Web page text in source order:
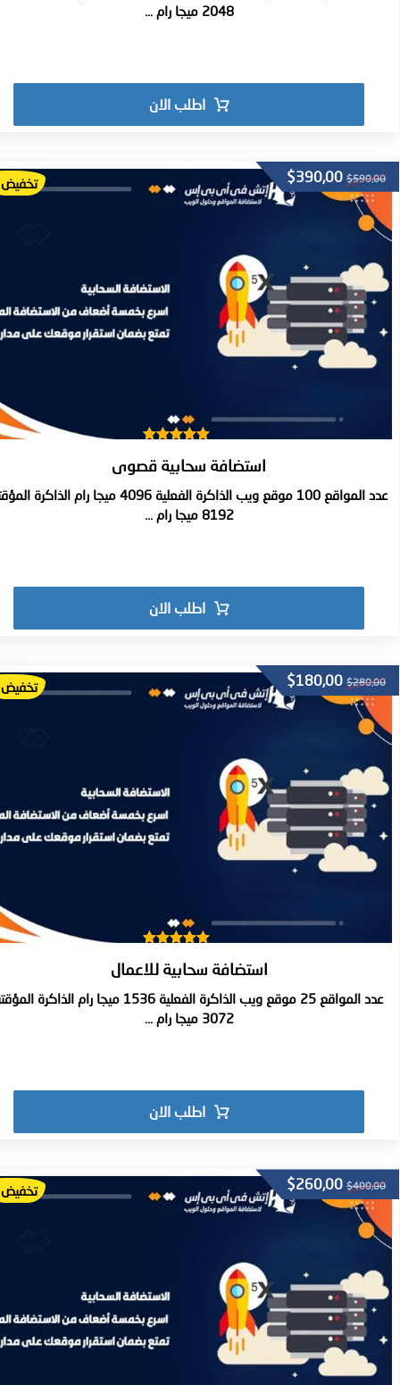
2048 ميجا رام ...
اطلب الان
استضافة سحابية قصوى
عدد المواقع 100 موقع ويب الذاكرة الفعلية 4096 ميجا رام الذاكرة
8192 ميجا رام ...
5.00
من 5
$590,00
$390,00
اطلب الان
استضافة سحابية للاعمال
عدد المواقع 25 موقع ويب الذاكرة الفعلية 1536 ميجا رام الذاكرة
3072 ميجا رام ...
5.00
$280,00
$180,00
اطلب الان
$400,00
$260,00